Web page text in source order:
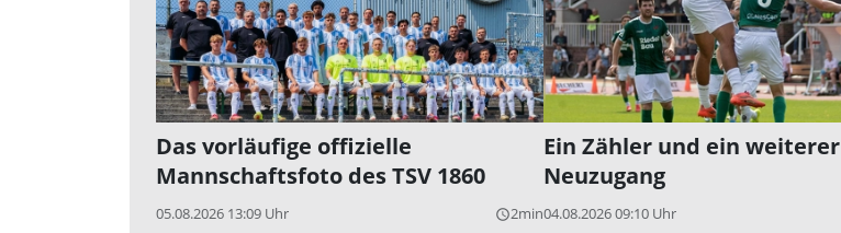
Das vorläufige offizielle
Mannschaftsfoto des TSV 1860
05.08.2026 13:09 Uhr query_builder2min
Ein Zähler und ein weiterer
Neuzugang
04.08.2026 09:10 Uhr